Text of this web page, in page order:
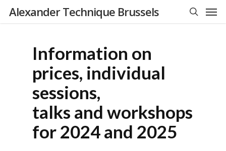
SkipAlexander Technique Brussels
Information on
prices, individual
sessions,
talks and workshops
for 2024 and 2025